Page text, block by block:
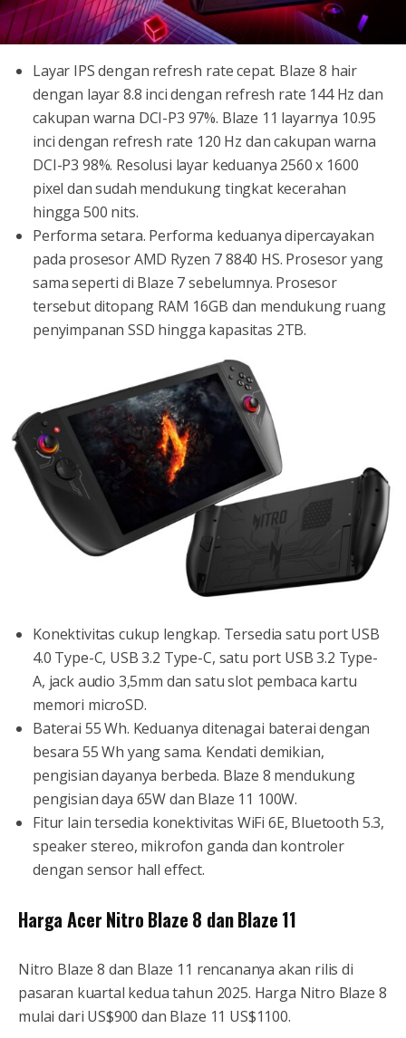
Layar IPS dengan refresh rate cepat. Blaze 8 hair
dengan layar 8.8 inci dengan refresh rate 144 Hz dan
cakupan warna DCI-P3 97%. Blaze 11 layarnya 10.95
inci dengan refresh rate 120 Hz dan cakupan warna
DCI-P3 98%. Resolusi layar keduanya 2560 x 1600
pixel dan sudah mendukung tingkat kecerahan
hingga 500 nits.
Performa setara. Performa keduanya dipercayakan
pada prosesor AMD Ryzen 7 8840 HS. Prosesor yang
sama seperti di Blaze 7 sebelumnya. Prosesor
tersebut ditopang RAM 16GB dan mendukung ruang
penyimpanan SSD hingga kapasitas 2TB.
Konektivitas cukup lengkap. Tersedia satu port USB
4.0 Type-C, USB 3.2 Type-C, satu port USB 3.2 Type-
A, jack audio 3,5mm dan satu slot pembaca kartu
memori microSD.
Baterai 55 Wh. Keduanya ditenagai baterai dengan
besara 55 Wh yang sama. Kendati demikian,
pengisian dayanya berbeda. Blaze 8 mendukung
pengisian daya 65W dan Blaze 11 100W.
Fitur lain tersedia konektivitas WiFi 6E, Bluetooth 5.3,
speaker stereo, mikrofon ganda dan kontroler
dengan sensor hall effect.
Harga Acer Nitro Blaze 8 dan Blaze 11
Nitro Blaze 8 dan Blaze 11 rencananya akan rilis di
pasaran kuartal kedua tahun 2025. Harga Nitro Blaze 8
mulai dari US$900 dan Blaze 11 US$1100.